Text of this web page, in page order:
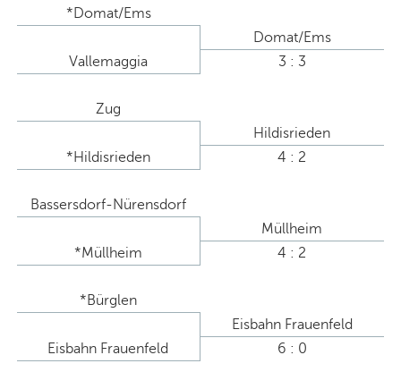
*Domat/Ems
Domat/Ems
Vallemaggia
3 : 3
Zug
Hildisrieden
*Hildisrieden
4 : 2
Bassersdorf-Nürensdorf
Müllheim
*Müllheim
4 : 2
*Bürglen
Eisbahn Frauenfeld
Eisbahn Frauenfeld
6 : 0